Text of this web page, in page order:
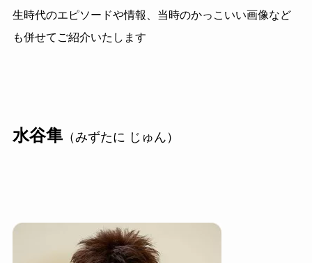
生時代のエピソードや情報、当時のかっこいい画像など
も併せてご紹介いたします
水谷隼（みずたに じゅん）